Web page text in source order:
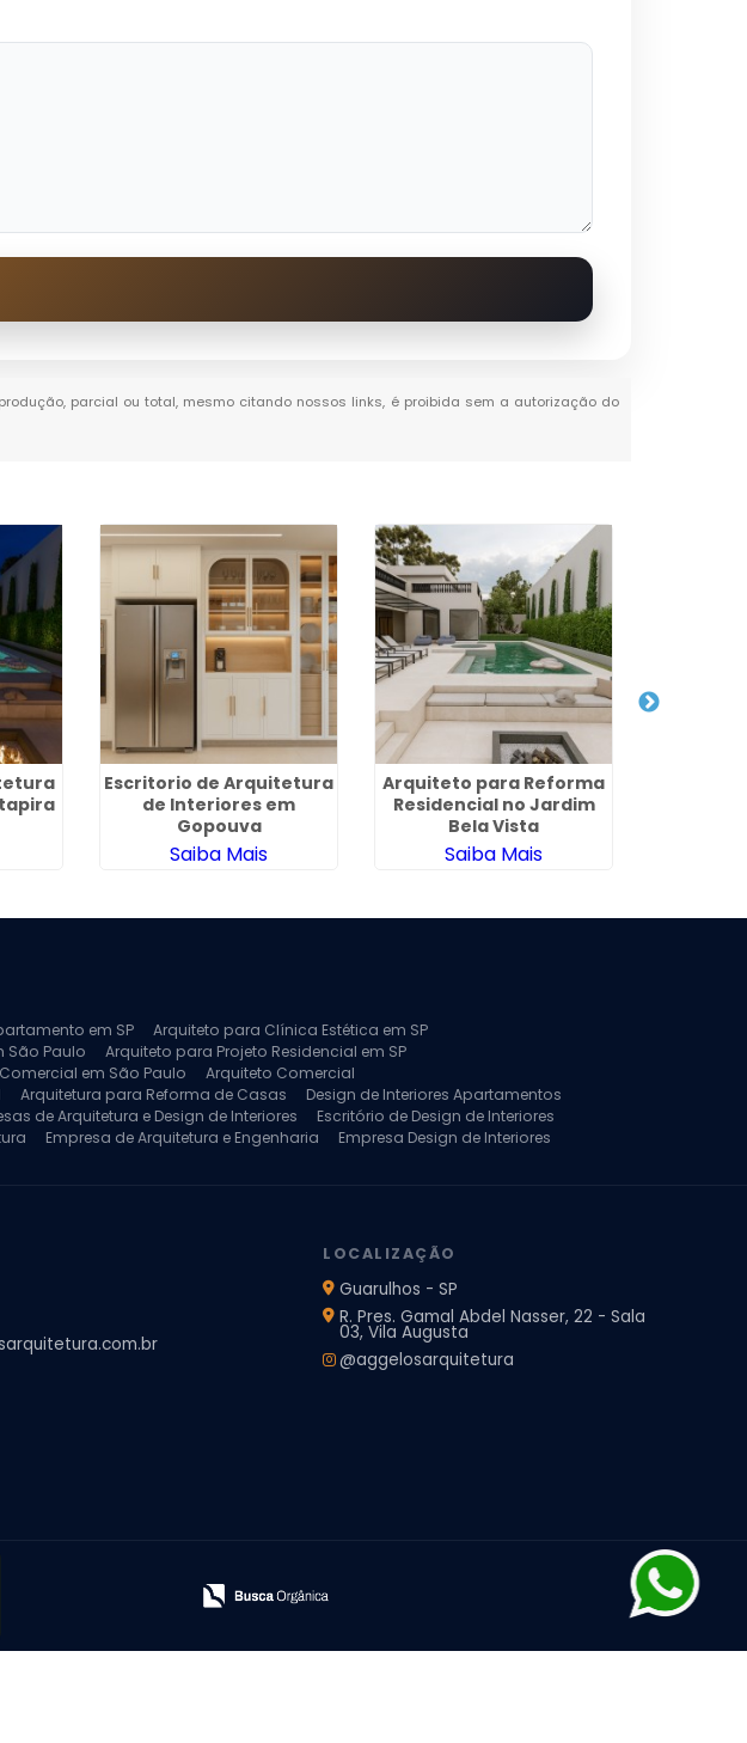
parcial ou total, mesmo citando nossos links, é proibida sem a autorização do
Escritorio de Arquitetura
de Interiores em
Gopouva
Saiba Mais
Arquiteto para Reforma
Residencial no Jardim
Bela Vista
Saiba Mais
em SP
Arquiteto para Clínica Estética em SP
São Paulo
Arquiteto para Projeto Residencial em SP
em São Paulo
Arquiteto Comercial
Arquitetura para Reforma de Casas
Design de Interiores Apartamentos
de Arquitetura e Design de Interiores
Escritório de Design de Interiores
Empresa de Arquitetura e Engenharia
Empresa Design de Interiores
LOCALIZAÇÃO
Guarulhos - SP
R. Pres. Gamal Abdel Nasser, 22 - Sala
03, Vila Augusta
@aggelosarquitetura